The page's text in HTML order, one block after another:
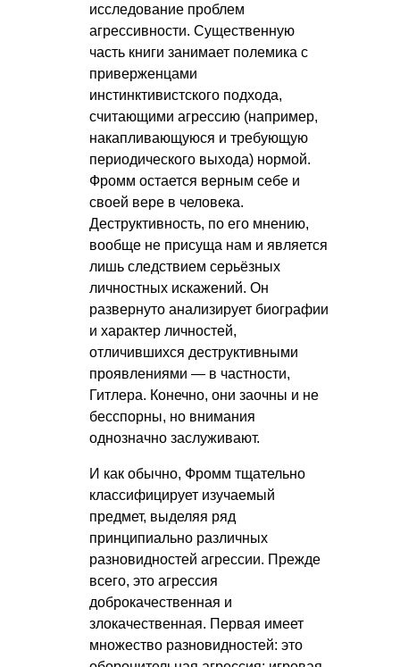
исследование проблем
агрессивности. Существенную
часть книги занимает полемика с
приверженцами
инстинктивистского подхода,
считающими агрессию (например,
накапливающуюся и требующую
периодического выхода) нормой.
Фромм остается верным себе и
своей вере в человека.
Деструктивность, по его мнению,
вообще не присуща нам и является
лишь следствием серьёзных
личностных искажений. Он
развернуто анализирует биографии
и характер личностей,
отличившихся деструктивными
проявлениями — в частности,
Гитлера. Конечно, они заочны и не
бесспорны, но внимания
однозначно заслуживают.
И как обычно, Фромм тщательно
классифицирует изучаемый
предмет, выделяя ряд
принципиально различных
разновидностей агрессии. Прежде
всего, это агрессия
доброкачественная и
злокачественная. Первая имеет
множество разновидностей: это